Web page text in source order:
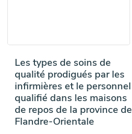
Les types de soins de
qualité prodigués par les
infirmières et le personnel
qualifié dans les maisons
de repos de la province de
Flandre-Orientale